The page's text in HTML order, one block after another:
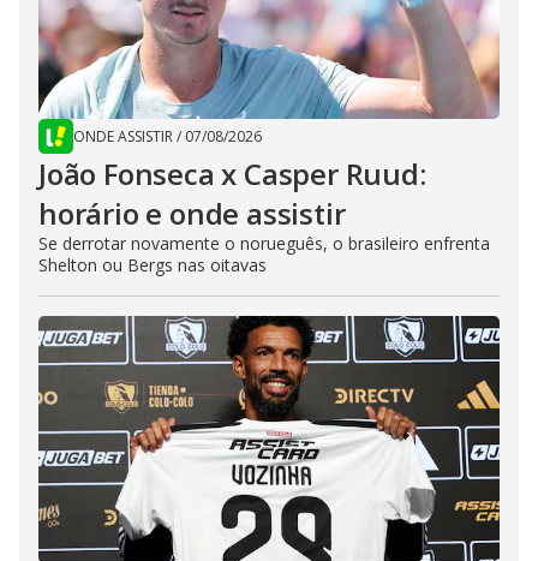
ONDE ASSISTIR/ 07/08/2026
João Fonseca x Casper Ruud:
horário e onde assistir
Se derrotar novamente o norueguês, o brasileiro enfrenta
Shelton ou Bergs nas oitavas